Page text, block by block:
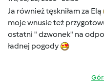
Ja również tęskniłam za Elą
moje wnusie też
ostatni " dzwonek" na
ładnej pogody